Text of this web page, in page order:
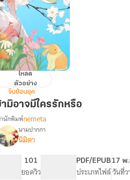
โหลด
ตัวอย่าง
จีนย้อนยุค
มิอาจมีใครรักหรือ
เรื่อง
สตรี
เช่น
ข้า
มิ
นักพิมพ์nemeta
นามปากกา
นิมิตา
101
ยอดวิว
PDF/EPUB
ประเภทไฟล์
17 พ
วันที่ว